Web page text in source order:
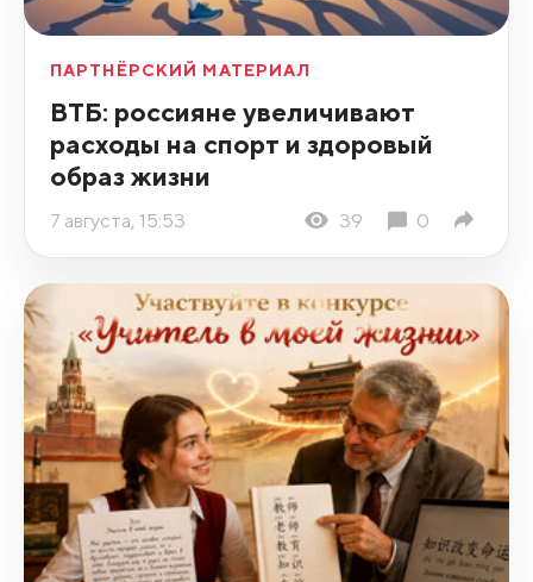
ПАРТНЁРСКИЙ МАТЕРИАЛ
ВТБ: россияне увеличивают
расходы на спорт и здоровый
образ жизни
7 августа, 15:53 39 0